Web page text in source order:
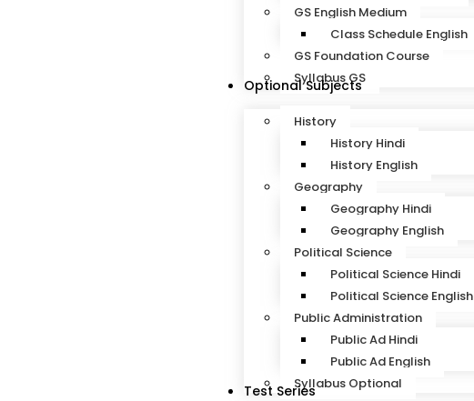
GS English Medium
Class Schedule English
GS Foundation Course
Syllabus GS
Optional Subjects
History
History Hindi
History English
Geography
Geography Hindi
Geography English
Political Science
Political Science Hindi
Political Science English
Public Administration
Public Ad Hindi
Public Ad English
Syllabus Optional
Test Series